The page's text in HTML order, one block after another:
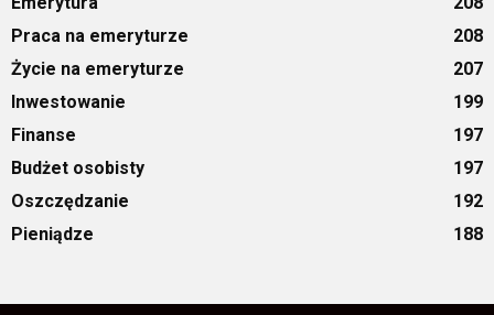
Praca na emeryturze
208
Życie na emeryturze
207
Inwestowanie
199
Finanse
197
Budżet osobisty
197
Oszczędzanie
192
Pieniądze
188